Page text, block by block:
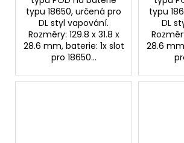
typu 18650, určená pro
DL styl vapování.
Rozměry: 129.8 x 31.8 x
28.6 mm, baterie: 1x slot
pro 18650...
typu
DL
28.6